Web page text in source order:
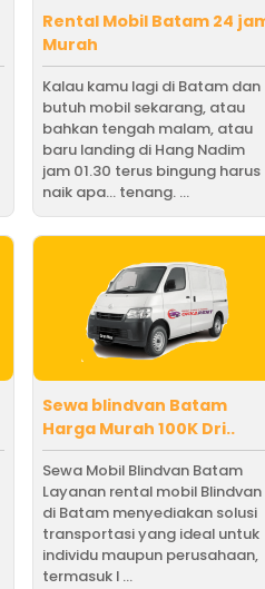
Rental Mobil Batam 24
Murah
Kalau kamu lagi di Batam dan
butuh mobil sekarang, atau
bahkan tengah malam, atau
baru landing di Hang Nadim
jam 01.30 terus bingung harus
naik apa… tenang. ...
Sewa blindvan Batam
Harga Murah 100K Dri..
Sewa Mobil Blindvan Batam
Layanan rental mobil Blindvan
di Batam menyediakan solusi
transportasi yang ideal untuk
individu maupun perusahaan,
termasuk l ...